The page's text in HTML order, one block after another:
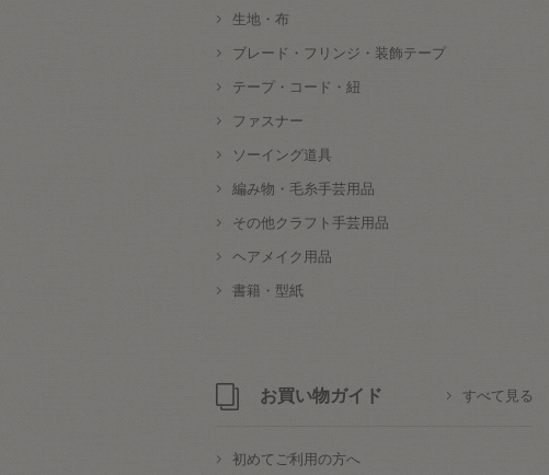
生地・布
ブレード・フリンジ・装飾テープ
テープ・コード・紐
ファスナー
ソーイング道具
編み物・毛糸手芸用品
その他クラフト手芸用品
ヘアメイク用品
書籍・型紙
お買い物ガイド すべて見る
初めてご利用の方へ